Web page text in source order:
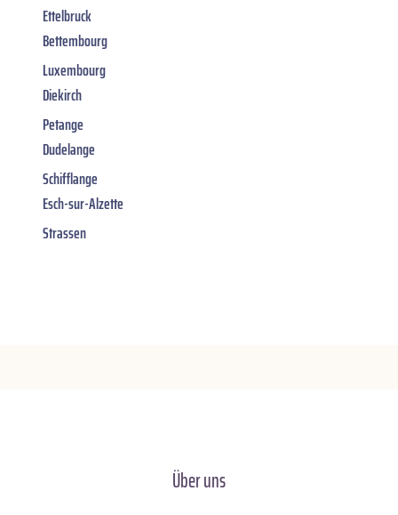
Ettelbruck
Bettembourg
Luxembourg
Diekirch
Petange
Dudelange
Schifflange
Esch-sur-Alzette
Strassen
Über uns